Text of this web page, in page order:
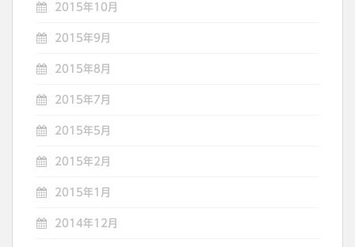
2015年10月
2015年9月
2015年8月
2015年7月
2015年5月
2015年2月
2015年1月
2014年12月